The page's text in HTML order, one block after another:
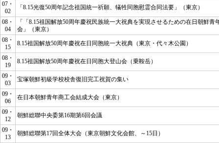
07・
02
「8.15光復50周年記念祖国統一祈願、犠牲同胞慰霊合同法要」（東京）
08・
04
「「8.15祖国解放50周年慶祝民族統一大祝典を実現させるための在日朝鮮青
会」（東京）
08・
15
8.15祖国解放50周年慶祝在日同胞統一大祝典（東京・代々木公園）
08・
19
8.15祖国解放50周年慶祝在日同胞大登山会（乗鞍岳）
09・
03
宝塚朝鮮初級学校校舎復旧完工祝賀の集い
09・
06
在日本朝鮮青年商工会結成大会（東京）
09・
12
朝鮮総聯中央委第16期第6回会議
09・
13
朝鮮総聯第17回全体大会（東京朝鮮文化会館、～15日）